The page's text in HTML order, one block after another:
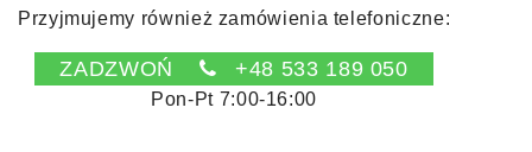
Przyjmujemy również zamówienia telefoniczne:
ZADZWOŃ +48 533 189 050
Pon-Pt 7:00-16:00